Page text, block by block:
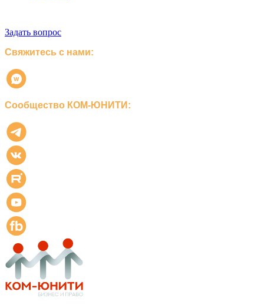
Задать вопрос
Свяжитесь с нами:
Сообщество КОМ-ЮНИТИ: